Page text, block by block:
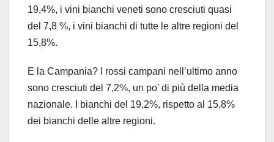
19,4%, i vini bianchi veneti sono cresciuti quasi
del 7,8 %, i vini bianchi di tutte le altre regioni del
15,8%.
E la Campania? I rossi campani nell’ultimo anno
sono cresciuti del 7,2%, un po’ di più della media
nazionale. I bianchi del 19,2%, rispetto al 15,8%
dei bianchi delle altre regioni.